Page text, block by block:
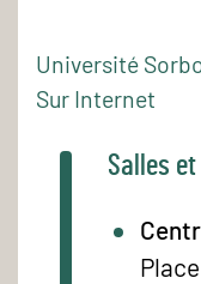
Université
Sur Internet
Salles